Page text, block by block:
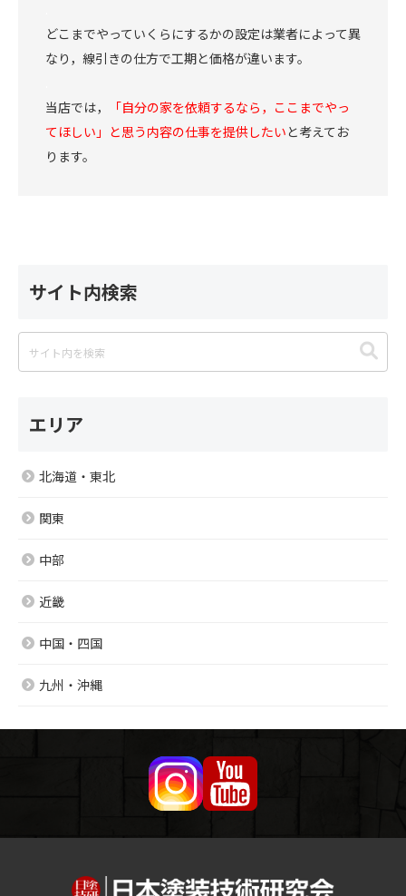
どこまでやっていくらにするかの設定は業者によって異
なり，線引きの仕方で工期と価格が違います。
当店では，
「自分の家を依頼するなら，ここまでやっ
てほしい」と思う内容の仕事を提供したいと考えてお
ります。
サイト内検索
エリア
北海道・東北
関東
中部
近畿
中国・四国
九州・沖縄